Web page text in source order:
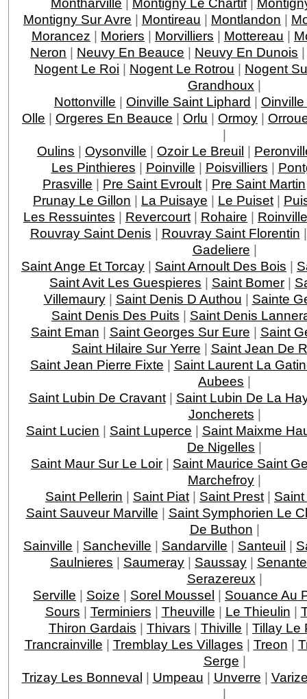
Montigny Sur Avre | Montireau | Montlandon |
Morancez | Moriers | Morvilliers | Mottereau |
Neron | Neuvy En Beauce | Neuvy En Dunois
Nogent Le Roi | Nogent Le Rotrou | Nogent
Grandhoux |
Nottonville | Oinville Saint Liphard |
Olle | Orgeres En Beauce | Orlu | Ormoy |
|
Oulins | Oysonville | Ozoir Le Breuil |
Les Pinthieres | Poinville | Poisvilliers |
Prasville | Pre Saint Evroult | Pre Saint Martin
Prunay Le Gillon | La Puisaye | Le Puiset |
Les Ressuintes | Revercourt | Rohaire | Roinville
Rouvray Saint Denis | Rouvray Saint Florentin
Gadeliere |
Saint Ange Et Torcay | Saint Arnoult Des Bois |
Saint Avit Les Guespieres | Saint Bomer |
Villemaury| Saint Denis D Authou | Sainte
Saint Denis Des Puits | Saint Denis
Saint Eman | Saint Georges Sur Eure | Saint
Saint Hilaire Sur Yerre | Saint Jean De
Saint Jean Pierre Fixte | Saint Laurent La
Aubees |
Saint Lubin De Cravant| Saint Lubin De La
Joncherets |
Saint Lucien | Saint Luperce | Saint Maixme
De Nigelles |
Saint Maur Sur Le Loir | Saint Maurice Saint
Marchefroy |
Saint Pellerin | Saint Piat | Saint Prest |
Saint Sauveur Marville | Saint Symphorien Le
De Buthon |
Sainville | Sancheville | Sandarville | Santeuil |
Saulnieres | Saumeray | Saussay |
Serazereux |
Serville | Soize | Sorel Moussel | Souance Au
Sours | Terminiers | Theuville | Le Thieulin |
Thiron Gardais | Thivars | Thiville | Tillay Le
Trancrainville | Tremblay Les Villages | Treon |
Serge |
Trizay Les Bonneval | Umpeau | Unverre |
|